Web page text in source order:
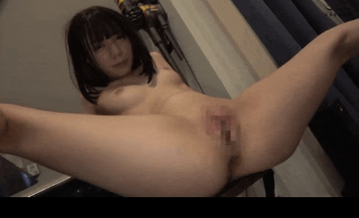
【警告】社会人「スムージーにキウイ皮ごと入れよ。
これ美容にい...
【悲報】風俗嬢やってる女の末路ｗｗｗｗｗｗｗｗｗ
【悲報】映画館の客、ほぼバイオテロレベルのやらか
しで観客が避...
【画像】石川佳純さん(31)の体、エッッッッッッッッッ
ッッッ...
【仮面ライダーマイス】「変身ベルト DXマイスドライ
バー」ほ...
【朗報】秋田に日本最大級のAIデータセンター建設
へ 総事業費...
【広島対巨人14回戦】4（捕） 大城 卓三 6（一） 小
濱...
ベアマンがアストンマーチンからの高額オファーを拒